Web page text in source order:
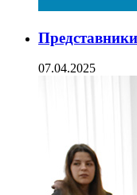
07.04.2025